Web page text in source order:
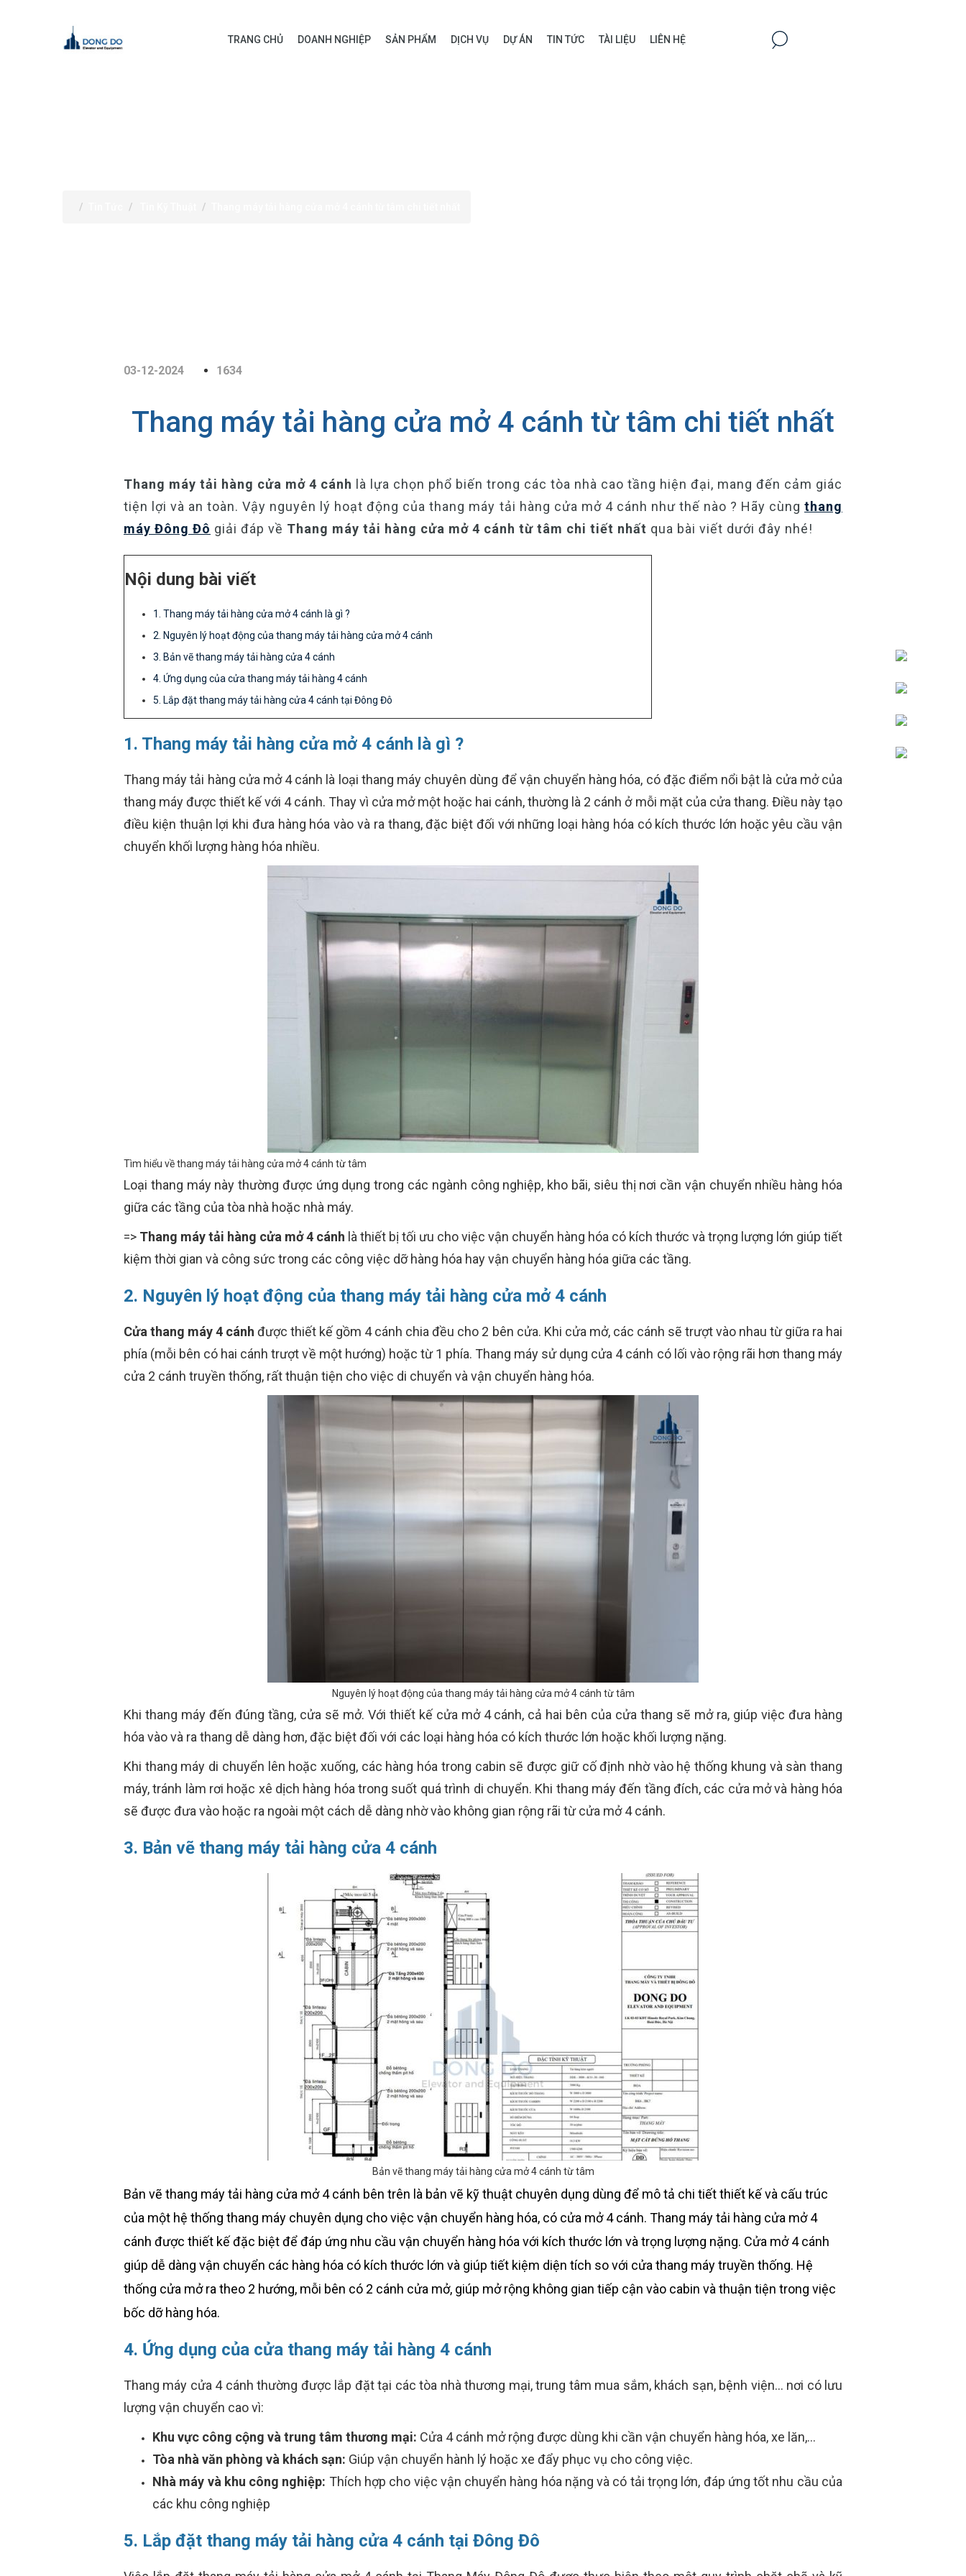
TRANG CHỦ DOANH NGHIỆP SẢN PHẨM DỊCH VỤ DỰ ÁN TIN TỨC TÀI LIỆU LIÊN HỆ
03-12-2024 1634
Thang máy tải hàng cửa mở 4 cánh từ tâm chi tiết nhất
Thang máy tải hàng cửa mở 4 cánh là lựa chọn phổ biến trong các tòa nhà cao tầng hiện đại, mang đến cảm giác
tiện lợi và an toàn. Vậy nguyên lý hoạt động của thang máy tải hàng cửa mở 4 cánh như thế nào ? Hãy cùng thang
máy Đông Đô giải đáp về Thang máy tải hàng cửa mở 4 cánh từ tâm chi tiết nhất qua bài viết dưới đây nhé!
Nội dung bài viết
1. Thang máy tải hàng cửa mở 4 cánh là gì ?
2. Nguyên lý hoạt động của thang máy tải hàng cửa mở 4 cánh
3. Bản vẽ thang máy tải hàng cửa 4 cánh
4. Ứng dụng của cửa thang máy tải hàng 4 cánh
5. Lắp đặt thang máy tải hàng cửa 4 cánh tại Đông Đô
1. Thang máy tải hàng cửa mở 4 cánh là gì ?
Thang máy tải hàng cửa mở 4 cánh là loại thang máy chuyên dùng để vận chuyển hàng hóa, có đặc điểm nổi bật là cửa mở của
thang máy được thiết kế với 4 cánh. Thay vì cửa mở một hoặc hai cánh, thường là 2 cánh ở mỗi mặt của cửa thang. Điều này tạo
điều kiện thuận lợi khi đưa hàng hóa vào và ra thang, đặc biệt đối với những loại hàng hóa có kích thước lớn hoặc yêu cầu vận
chuyển khối lượng hàng hóa nhiều.
Tìm hiểu về thang máy tải hàng cửa mở 4 cánh từ tâm
Loại thang máy này thường được ứng dụng trong các ngành công nghiệp, kho bãi, siêu thị nơi cần vận chuyển nhiều hàng hóa
giữa các tầng của tòa nhà hoặc nhà máy.
=> Thang máy tải hàng cửa mở 4 cánh là thiết bị tối ưu cho việc vận chuyển hàng hóa có kích thước và trọng lượng lớn giúp tiết
kiệm thời gian và công sức trong các công việc dỡ hàng hóa hay vận chuyển hàng hóa giữa các tầng.
2. Nguyên lý hoạt động của thang máy tải hàng cửa mở 4 cánh
Cửa thang máy 4 cánh được thiết kế gồm 4 cánh chia đều cho 2 bên cửa. Khi cửa mở, các cánh sẽ trượt vào nhau từ giữa ra hai
phía (mỗi bên có hai cánh trượt về một hướng) hoặc từ 1 phía. Thang máy sử dụng cửa 4 cánh có lối vào rộng rãi hơn thang máy
cửa 2 cánh truyền thống, rất thuận tiện cho việc di chuyển và vận chuyển hàng hóa.
Nguyên lý hoạt động của thang máy tải hàng cửa mở 4 cánh từ tâm
Khi thang máy đến đúng tầng, cửa sẽ mở. Với thiết kế cửa mở 4 cánh, cả hai bên của cửa thang sẽ mở ra, giúp việc đưa hàng
hóa vào và ra thang dễ dàng hơn, đặc biệt đối với các loại hàng hóa có kích thước lớn hoặc khối lượng nặng.
Khi thang máy di chuyển lên hoặc xuống, các hàng hóa trong cabin sẽ được giữ cố định nhờ vào hệ thống khung và sàn thang
máy, tránh làm rơi hoặc xê dịch hàng hóa trong suốt quá trình di chuyển. Khi thang máy đến tầng đích, các cửa mở và hàng hóa
sẽ được đưa vào hoặc ra ngoài một cách dễ dàng nhờ vào không gian rộng rãi từ cửa mở 4 cánh.
3. Bản vẽ thang máy tải hàng cửa 4 cánh
Bản vẽ thang máy tải hàng cửa mở 4 cánh từ tâm
Bản vẽ thang máy tải hàng cửa mở 4 cánh bên trên là bản vẽ kỹ thuật chuyên dụng dùng để mô tả chi tiết thiết kế và cấu trúc
của một hệ thống thang máy chuyên dụng cho việc vận chuyển hàng hóa, có cửa mở 4 cánh. Thang máy tải hàng cửa mở 4
cánh được thiết kế đặc biệt để đáp ứng nhu cầu vận chuyển hàng hóa với kích thước lớn và trọng lượng nặng. Cửa mở 4 cánh
giúp dễ dàng vận chuyển các hàng hóa có kích thước lớn và giúp tiết kiệm diện tích so với cửa thang máy truyền thống. Hệ
thống cửa mở ra theo 2 hướng, mỗi bên có 2 cánh cửa mở, giúp mở rộng không gian tiếp cận vào cabin và thuận tiện trong việc
bốc dỡ hàng hóa.
4. Ứng dụng của cửa thang máy tải hàng 4 cánh
Thang máy cửa 4 cánh thường được lắp đặt tại các tòa nhà thương mại, trung tâm mua sắm, khách sạn, bệnh viện… nơi có lưu
lượng vận chuyển cao vì:
Khu vực công cộng và trung tâm thương mại: Cửa 4 cánh mở rộng được dùng khi cần vận chuyển hàng hóa, xe lăn,...
Tòa nhà văn phòng và khách sạn: Giúp vận chuyển hành lý hoặc xe đẩy phục vụ cho công việc.
Nhà máy và khu công nghiệp: Thích hợp cho việc vận chuyển hàng hóa nặng và có tải trọng lớn, đáp ứng tốt nhu cầu của
các khu công nghiệp
5. Lắp đặt thang máy tải hàng cửa 4 cánh tại Đông Đô